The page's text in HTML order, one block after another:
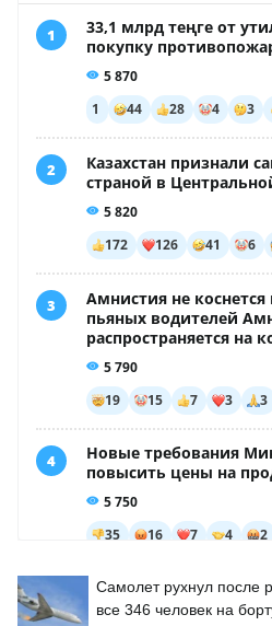
Самолет рухнул после
все 346 человек на